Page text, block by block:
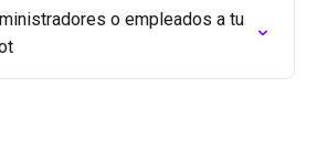
o empleados a tu